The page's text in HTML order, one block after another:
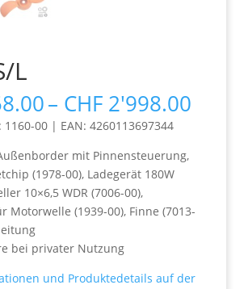
L
– CHF 2'998.00
00 | EAN: 4260113697344
mit Pinnensteuerung,
(1978-00), Ladegerät 180W
10×6,5 WDR (7006-00),
Motorwelle (1939-00), Finne (7013-
bei privater Nutzung
und Produktedetails auf der